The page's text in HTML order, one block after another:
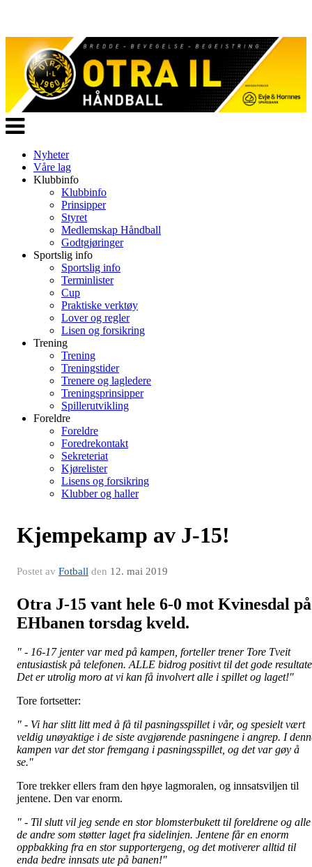
Veksle
navigasjon
Nyheter
Våre lag
Klubbinfo
Klubbinfo
Prinsipper
Styret
Medlemskap Håndball
Godtgjøringer
Sportslig info
Sportslig info
Terminlister
Cup
Praktiske verktøy
Lover og regler
Lisen og forsikring
Trening
Trening
Treningstider
Trenere og lagledere
Treningsprinsipper
Spillerutvikling
Foreldre
Foreldre
Foredrekontakt
Sekreteriat
Kjørelister
Lisens og forsikring
Klubber og haller
Kjempekamp av J-15!
Postet av Fotball den 12. mai 2019
Otra J-15 vant hele 6-0 mot Kvinesdal på
EHbanen torsdag kveld.
" - 16-17 jenter var med på kampen, forteller trener Tore Tveit
entusiastisk på telefonen. ALLE bidrog positivt til det gode
Det er utrolig moro at vi kan få involvert alle i spillet og laget!"
Tore fortsetter:
" - Vi har slitt litt med å få til pasningsspillet i vår, og spesielt vært
veldig unøyaktige i de siste avgjørende pasningene i angrep. I
kampen var det stor fremgang i pasningsspillet, og det var gøy å
se."
Tore trekker ellers fram den høye lagmoralen, og innsatsviljen til
jentene. Den var enorm.
" - Til slutt vil jeg sende en stor blomsterbukett til foreldrene og alle
de andre som støtter laget fra sidelinjen. Jentene får en enorm
oppbakking fra en stor supportergeng, og det motiverer alltid til
enda bedre innsats ute på banen!"